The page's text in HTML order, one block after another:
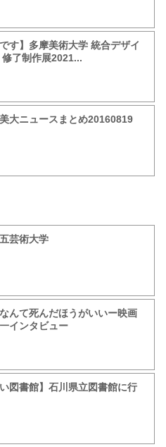
す】多摩美術大学 統合デザイ
了制作展2021...
美大ニュースまとめ20160819
芸術大学
んて死んだほうがいいー映画
インタビュー
い図書館】石川県立図書館に行